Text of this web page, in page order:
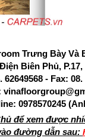
Trưng Bày Và
Biên Phủ,
62649568 - Fax: 08.
0978570245
để xem được
đường dẫn sau: